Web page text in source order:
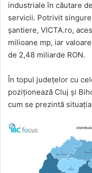
industriale în căutare
servicii. Potrivit
șantiere, VICTA.ro,
milioane mp, iar
de 2,48 miliarde RON.
În topul județelor cu
poziționează Cluj și
cum se prezintă